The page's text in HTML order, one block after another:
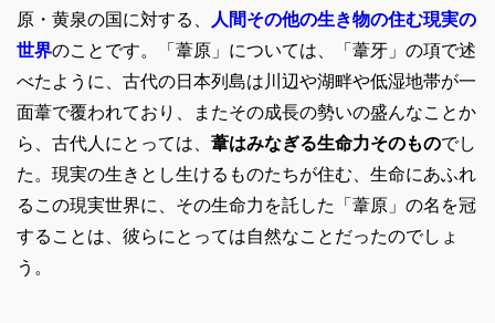
原・黄泉の国に対する、
人間その他の生き物の住む現実の
世界のことです。「葦原」については、「葦牙」の項で述
べたように、古代の日本列島は川辺や湖畔や低湿地帯が一
面葦で覆われており、またその成長の勢いの盛んなことか
ら、古代人にとっては、 葦はみなぎる生命力そのものでし
た。現実の生きとし生けるものたちが住む、生命にあふれ
るこの現実世界に、その生命力を託した「葦原」の名を冠
することは、彼らにとっては自然なことだったのでしょ
う。